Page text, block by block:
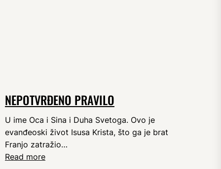
NEPOTVRĐENO PRAVILO
U ime Oca i Sina i Duha Svetoga. Ovo je
evanđeoski život Isusa Krista, što ga je brat
Franjo zatražio…
Read more